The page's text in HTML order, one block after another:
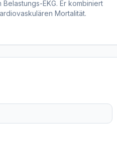
EKG. Er kombiniert
Mortalität.